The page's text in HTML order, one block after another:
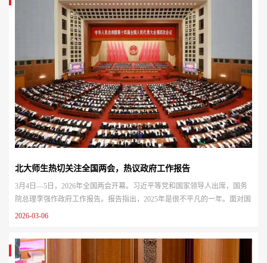
北大师生热切关注全国两会，热议政府工作报告
3月4日—5日，2026年全国两会开幕。习近平等党和国家领导人出席，国务
院总理李强作政府工作报告。报告指出，2025年是很不平凡的一年。面对国
内外形势深刻复杂的变化，以习近平同志为核心的党中央团结带领全国各族
筹国内国际两个大局，全年经济社会发展主要目标任务顺利完成，“十四五”
圆满收官，中国式现代化迈出新的坚实步伐。
2026-03-06